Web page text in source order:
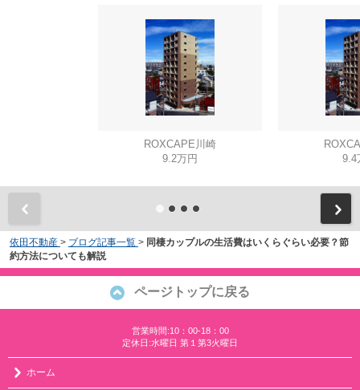
ROXCAPE川崎
9.2万円
9.4
依田不動産 > ブログ記事一覧 > 同棲カップルの生活費はいくらぐらい必要？節
約方法についても解説
ページトップに戻る
営業時間:10：00-18：00
定休日:水曜日 第１第3火曜日
ホーム